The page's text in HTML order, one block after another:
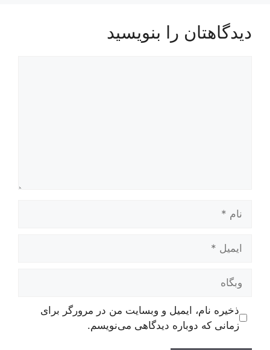
دیدگاهتان را بنویسید
وبگاه
ذخیره نام، ایمیل و وبسایت من در مرورگر برای
زمانی که دوباره دیدگاهی می‌نویسم.